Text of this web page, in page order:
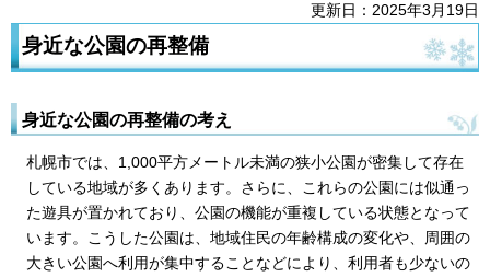
更新日：2025年3月19日
身近な公園の再整備
身近な公園の再整備の考え
札幌市では、1,000平方メートル未満の狭小公園が密集して存在
している地域が多くあります。さらに、これらの公園には似通っ
た遊具が置かれており、公園の機能が重複している状態となって
います。こうした公園は、地域住民の年齢構成の変化や、周囲の
大きい公園へ利用が集中することなどにより、利用者も少ないの